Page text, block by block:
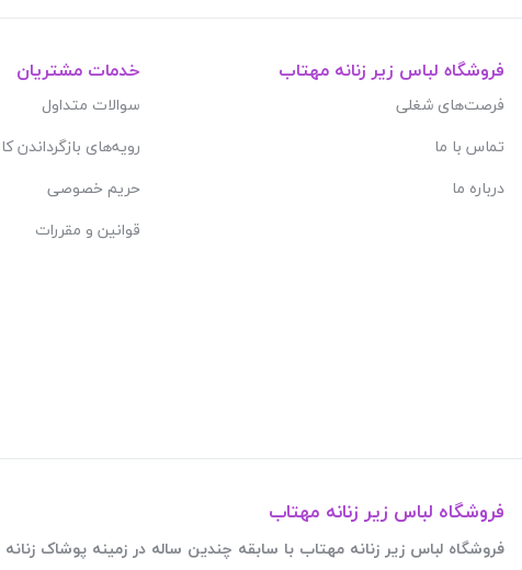
فروشگاه لباس زیر زنانه مهتاب
فرصت‌های شغلی
تماس با ما
درباره ما
خدمات مشتریان
سوالات متداول
رویه‌های بازگرداندن
حریم خصوصی
قوانین و مقررات
فروشگاه لباس زیر زنانه مهتاب
فروشگاه لباس زیر زنانه مهتاب با سابقه چندین ساله در زمینه پوشاک زنانه فعالیت